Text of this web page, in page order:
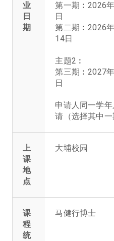
业
日
期
第一期︰2026
日
第二期︰2026
14日
主题2︰
第三期︰2027
日
申请人同一学
请（选择其中一
上
课
地
点
大埔校园
课
程
统
马健行博士